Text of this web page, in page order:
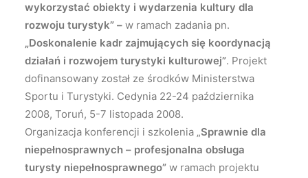
wykorzystać obiekty i wydarzenia kultury dla
rozwoju turystyk” – w ramach zadania pn.
„Doskonalenie kadr zajmujących się koordynacją
działań i rozwojem turystyki kulturowej”. Projekt
dofinansowany został ze środków Ministerstwa
Sportu i Turystyki. Cedynia 22-24 października
2008, Toruń, 5-7 listopada 2008.
Organizacja konferencji i szkolenia „Sprawnie dla
niepełnosprawnych – profesjonalna obsługa
turysty niepełnosprawnego” w ramach projektu